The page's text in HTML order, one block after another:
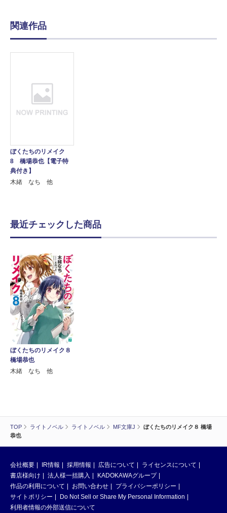
TOP ライトノベル ライトノベル MF文庫J
ぼくたちのリメイク８ 橋場
恭也
関連作品
ぼくたちのリメイク
8 橋場恭也【電子特
典付き】
木緒 なち 他
最近チェックした商品
ぼくたちのリメイク８
橋場恭也
木緒 なち 他
会社概要 IR情報 採用情報 広告について
ライセンスについて
書店様向け
法人様一括購入
KADOKAWAグループ
作品の利用について
お問い合わせ
プライバシーポリシー
サイトポリシー
Do Not Sell or Share My Personal Information
利用者情報の外部送信について